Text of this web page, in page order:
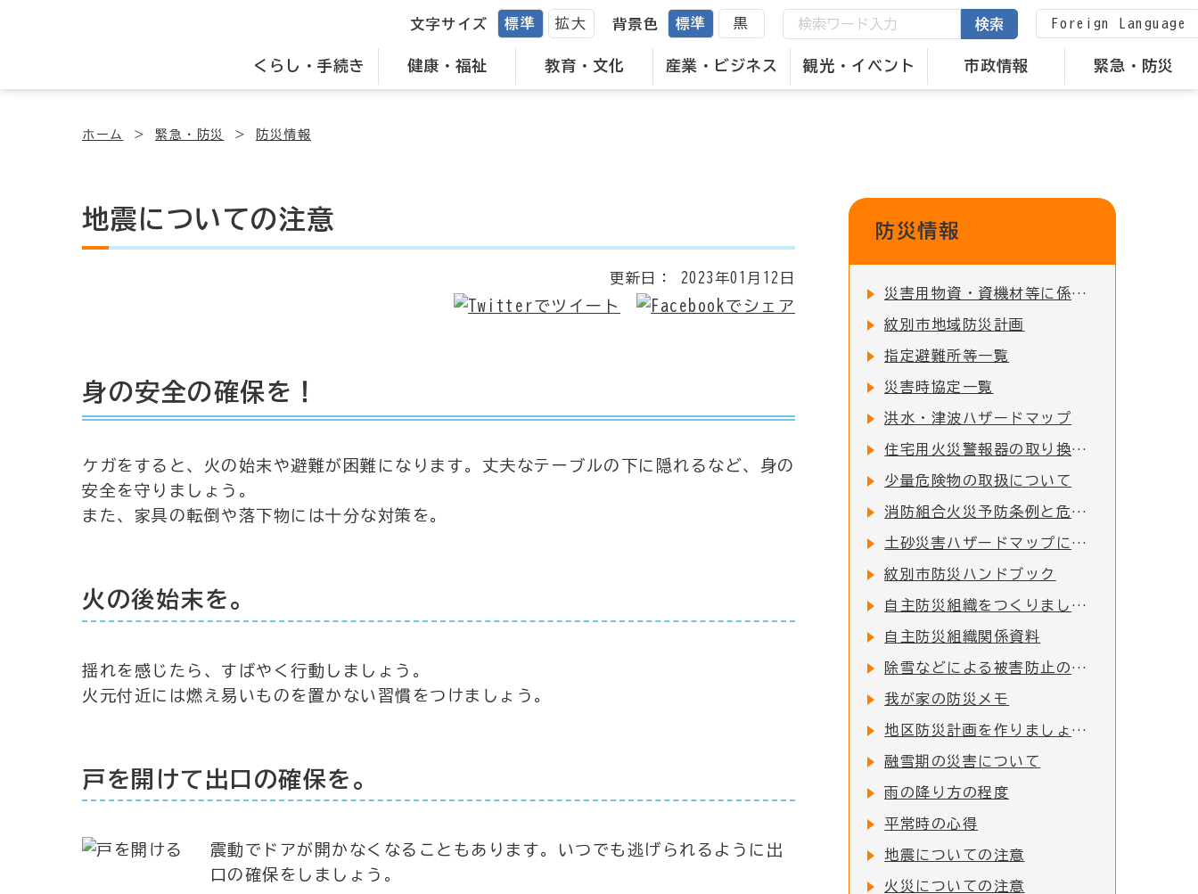
くらし・手続き 健康・福祉 教育・文化 産業・ビジネス 観光・イベント 市政情報 緊急・防災
文字サイズ 標準 拡大 背景色 標準 黒 検索 Foreign Language
ホーム 緊急・防災 防災情報
地震についての注意
更新日： 2023年01月12日
身の安全の確保を！
ケガをすると、火の始末や避難が困難になります。丈夫なテーブルの下に隠れるなど、身の
安全を守りましょう。
また、家具の転倒や落下物には十分な対策を。
火の後始末を。
揺れを感じたら、すばやく行動しましょう。
火元付近には燃え易いものを置かない習慣をつけましょう。
戸を開けて出口の確保を。
震動でドアが開かなくなることもあります。いつでも逃げられるように出
口の確保をしましょう。
防災情報
災害用物資・資機材等に係る備蓄状況の公表について
紋別市地域防災計画
指定避難所等一覧
災害時協定一覧
洪水・津波ハザードマップ
住宅用火災警報器の取り換えについて
少量危険物の取扱について
消防組合火災予防条例と危険物規則
土砂災害ハザードマップについて
紋別市防災ハンドブック
自主防災組織をつくりましょう
自主防災組織関係資料
除雪などによる被害防止のために
我が家の防災メモ
地区防災計画を作りましょう！
融雪期の災害について
雨の降り方の程度
平常時の心得
地震についての注意
火災についての注意